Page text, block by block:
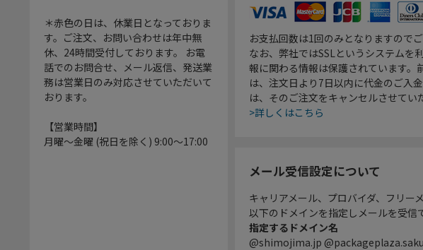
＊赤色の日は、休業日となっておりま
す。ご注文、お問い合わせは年中無
休、24時間受付しております。 お電
話でのお問合せ、メール返信、発送業
務は営業日のみ対応させていただいて
おります。
【営業時間】
月曜～金曜 (祝日を除く) 9:00～17:00
お支払回数は1回のみとなりますのでご
なお、弊社ではSSLというシステムを
報に関わる情報は保護されています。
は、注文日より7日以内に代金のご入
は、そのご注文をキャンセルさせてい
>詳しくはこちら
メール受信設定について
キャリアメール、プロバイダ、フリー
以下のドメインを指定しメールを受信
指定するドメイン名
@shimojima.jp